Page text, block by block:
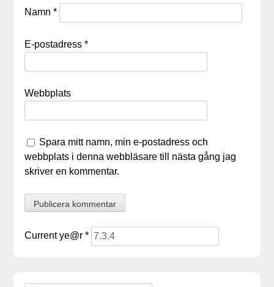
Namn*
E-postadress*
Webbplats
Spara mitt namn, min e-postadress och
webbplats i denna webbläsare till nästa gång jag
skriver en kommentar.
Current ye@r*